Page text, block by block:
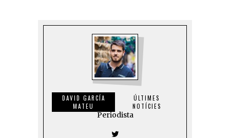
DAVID GARCÍA
MATEU
ÚLTIMES
NOTÍCIES
Periodista